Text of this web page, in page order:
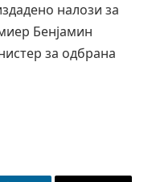
налози за
Бенјамин
за одбрана